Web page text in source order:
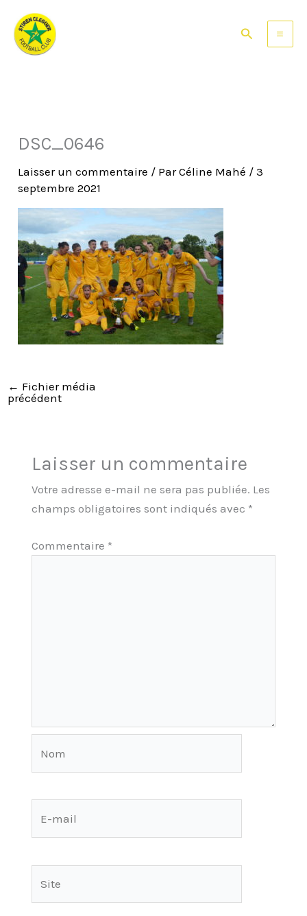
contenu
Rechercher
DSC_0646
Laisser un commentaire / ParCéline Mahé /3
septembre 2021
← Fichier média
précédent
Laisser un commentaire
Votre adresse e-mail ne sera pas publiée. Les
champs obligatoires sont indiqués avec *
Commentaire *